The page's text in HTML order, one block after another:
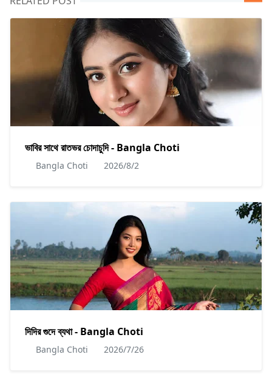
ভাবির সাথে রাতভর চোদাচুদি - Bangla Choti
Bangla Choti 2026/8/2
দিদির গুদে ব্যথা - Bangla Choti
Bangla Choti 2026/7/26